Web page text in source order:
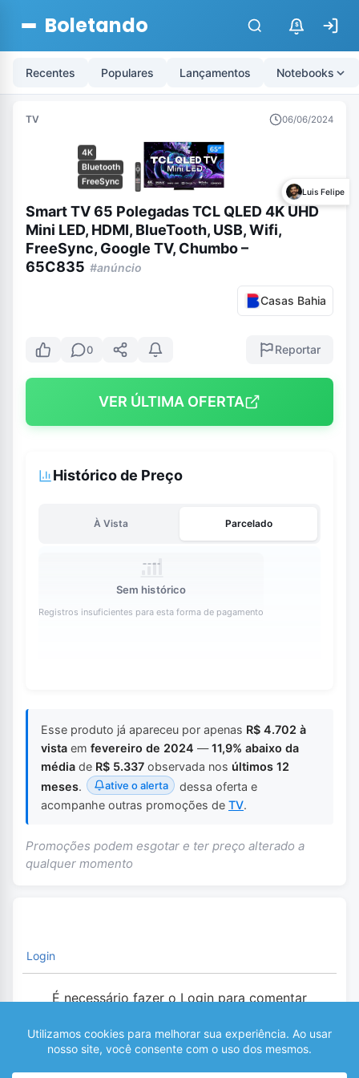
Boletando $
Recentes Populares Lançamentos Notebooks
TV 06/06/2024
4K
Bluetooth
FreeSync
Luis Felipe
Smart TV 65 Polegadas TCL QLED 4K UHD
Mini LED, HDMI, BlueTooth, USB, Wifi,
FreeSync, Google TV, Chumbo –
65C835 #anúncio
Casas Bahia
0 Reportar
VER ÚLTIMA OFERTA
Histórico de Preço
À Vista Parcelado
Sem histórico
Registros insuficientes para esta forma de pagamento
Esse produto já apareceu por apenas R$ 4.702 à
vista em fevereiro de 2024 —11,9% abaixo da
média de R$ 5.337 observada nos últimos 12
meses. ative o alerta
dessa oferta e
acompanhe outras promoções de TV.
Promoções podem esgotar e ter preço alterado a
qualquer momento
Login
É necessário fazer o Login para comentar
COMENTÁRIOS